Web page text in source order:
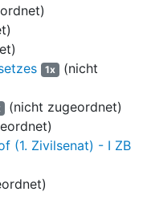
Grundrechte der an der
dar. In
und die des Schuldners
gegeneinander
Kontoinhabers.
Gesetzgeber mit
§ 802l
Dritter habe schaffen
nicht
über das
in
aber zugunsten des
1x (nicht
(nicht zugeordnet)
(1. Zivilsenat) - I ZB